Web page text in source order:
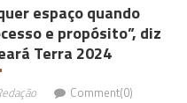
espaço quando
e propósito”, diz
Terra 2024
Comment(0)